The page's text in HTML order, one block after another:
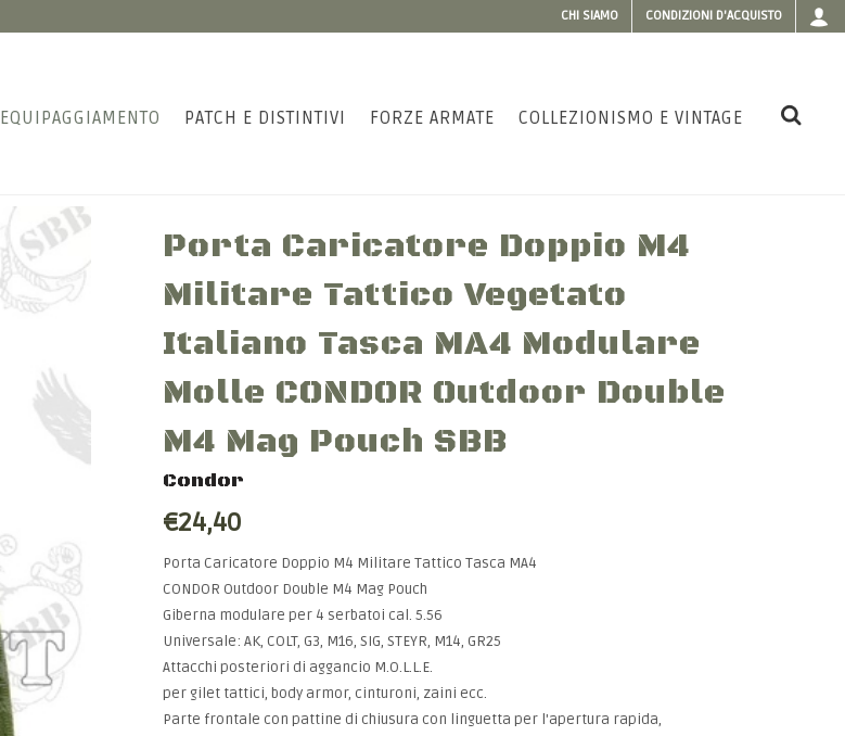
CHI SIAMO CONDIZIONI D'ACQUISTO
EQUIPAGGIAMENTO PATCH E DISTINTIVI FORZE ARMATE COLLEZIONISMO E VINTAGE
Porta Caricatore Doppio M4
Militare Tattico Vegetato
Italiano Tasca MA4 Modulare
Molle CONDOR Outdoor Double
M4 Mag Pouch SBB
Condor
€24,40
Porta Caricatore Doppio M4 Militare Tattico Tasca MA4
CONDOR Outdoor Double M4 Mag Pouch
Giberna modulare per 4 serbatoi cal. 5.56
Universale: AK, COLT, G3, M16, SIG, STEYR, M14, GR25
Attacchi posteriori di aggancio M.O.L.L.E.
per gilet tattici, body armor, cinturoni, zaini ecc.
Parte frontale con pattine di chiusura con linguetta per l'apertura rapida,